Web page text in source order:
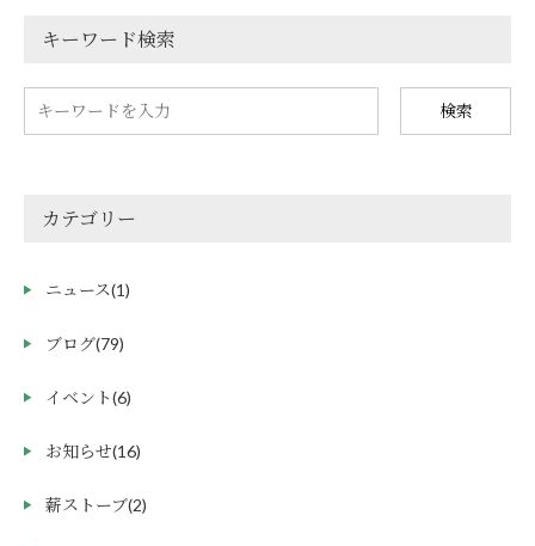
キーワード検索
検索
カテゴリー
ニュース(1)
ブログ(79)
イベント(6)
お知らせ(16)
薪ストーブ(2)